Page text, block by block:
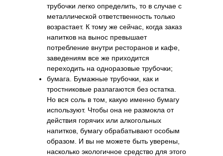
трубочки легко определить, то в случае с
металлической ответственность только
возрастает. К тому же сейчас, когда заказ
напитков на вынос превышает
потребление внутри ресторанов и кафе,
заведениям все же приходится
переходить на одноразовые трубочки;
бумага. Бумажные трубочки, как и
тростниковые разлагаются без остатка.
Но вся соль в том, какую именно бумагу
используют. Чтобы она не размокла от
действия горячих или алкогольных
напитков, бумагу обрабатывают особым
образом. И вы не можете быть уверены,
насколько экологичное средство для этого